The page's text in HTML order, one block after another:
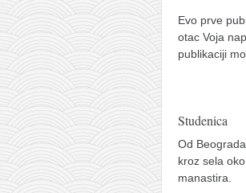
Evo prve
otac Voja
publikaciji
Studenica
Od
kroz sela
manastira.